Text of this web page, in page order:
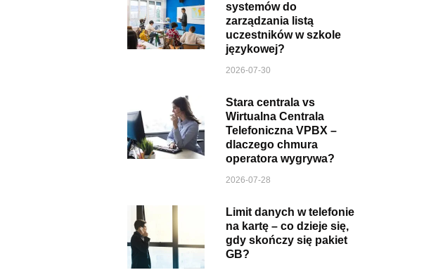
systemów do
zarządzania listą
uczestników w szkole
językowej?
2026-07-30
Stara centrala vs
Wirtualna Centrala
Telefoniczna VPBX –
dlaczego chmura
operatora wygrywa?
2026-07-28
Limit danych w telefonie
na kartę – co dzieje się,
gdy skończy się pakiet
GB?